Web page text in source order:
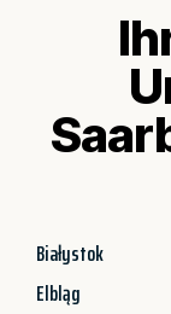
Białystok
Elbląg